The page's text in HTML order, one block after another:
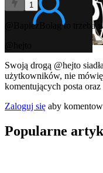
1
@BapiezBolag to trzeba
Swoją drogą @hejto
użytkowników, nie
komentujących posta
Zaloguj się aby
Popularne